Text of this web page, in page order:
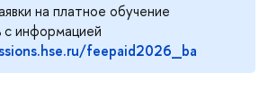
на платное обучение
с информацией
feepaid2026_ba